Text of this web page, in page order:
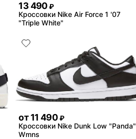
13 490 ₽
Кроссовки Nike Air Force 1 '07
"Triple White"
от 11 490 ₽
Кроссовки Nike Dunk Low "Panda"
Wmns